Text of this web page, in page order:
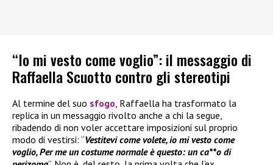
“Io mi vesto come voglio”: il messaggio di
Raffaella Scuotto contro gli stereotipi
Al termine del suo sfogo , Raffaella ha trasformato la
replica in un messaggio rivolto anche a chi la segue,
ribadendo di non voler accettare imposizioni sul proprio
modo di vestirsi: “Vestitevi come volete, io mi vesto come
voglio, Per me un costume normale è questo: un ca**o di